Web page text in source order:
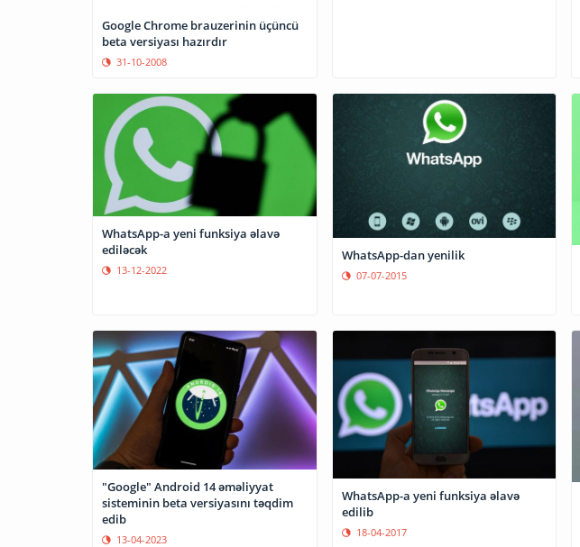
Google Chrome brauzerinin üçüncü
beta versiyası hazırdır
31-10-2008
WhatsApp-a yeni funksiya əlavə
ediləcək
13-12-2022
WhatsApp-dan yenilik
07-07-2015
"Google" Android 14 əməliyyat
sisteminin beta versiyasını təqdim
edib
13-04-2023
WhatsApp-a yeni funksiya əlavə
edilib
18-04-2017